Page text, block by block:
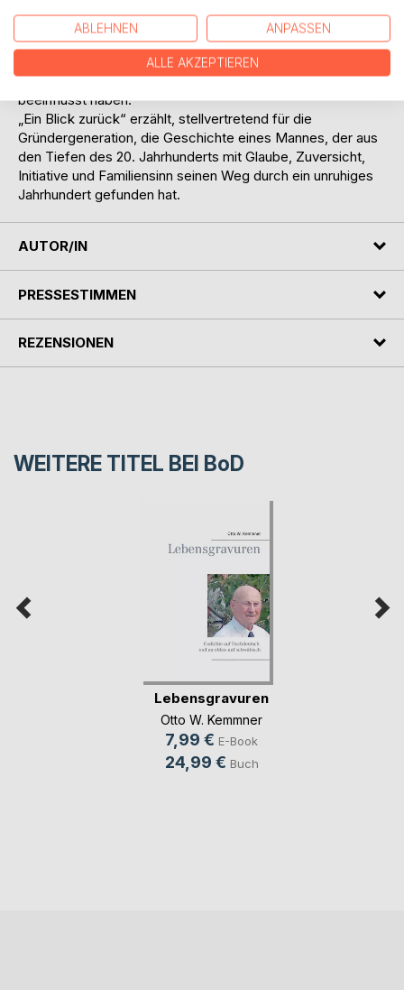
schicksalhaften Jahrhunderts. In den Erlebnissen des
Autors wird deutlich, wie stark die gesellschaftlichen,
politischen und kulturellen Veränderungen des 20.
Jahrhunderts das Leben jedes Einzelnen von uns
beeinflusst haben.
„Ein Blick zurück“ erzählt, stellvertretend für die
Gründergeneration, die Geschichte eines Mannes, der aus
den Tiefen des 20. Jahrhunderts mit Glaube, Zuversicht,
Initiative und Familiensinn seinen Weg durch ein unruhiges
Jahrhundert gefunden hat.
AUTOR/IN
PRESSESTIMMEN
REZENSIONEN
WEITERE TITEL BEI BoD
Lebensgravuren
Otto W. Kemmner
7,99 € E-Book
24,99 € Buch
ABLEHNEN ANPASSEN
ALLE AKZEPTIEREN